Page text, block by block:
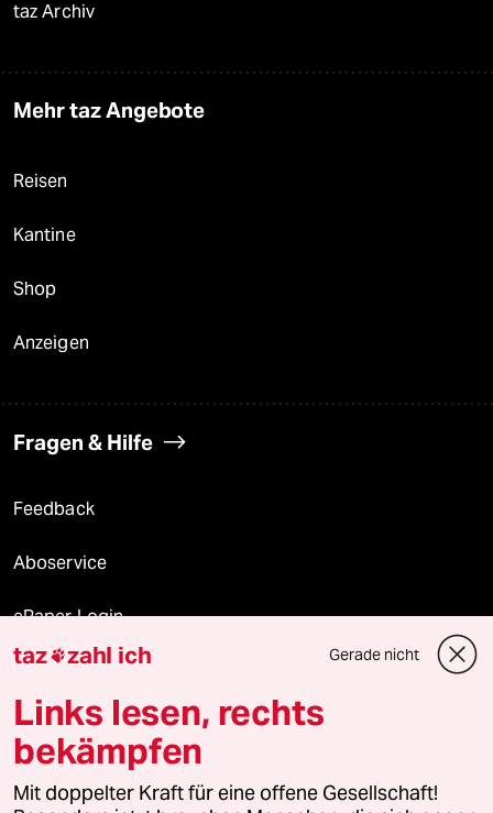
taz Archiv
Mehr taz Angebote
Reisen
Kantine
Shop
Anzeigen
Fragen & Hilfe
Feedback
Aboservice
ePaper Login
Downloads für Abonnierende
© 2026 taz Verlags und Vertriebs GmbH
Alle Rechte vorbehalten. Bei rechtlichen Fragen oder für Genehmigungen
wenden Sie sich bitte an
lizenzen@taz.de
taz zahl ich Gerade nicht
Links lesen, rechts
bekämpfen
Mit doppelter Kraft für eine offene Gesellschaft!